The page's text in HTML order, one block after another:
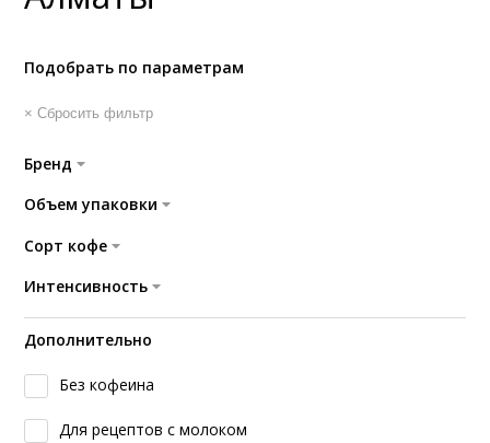
Подобрать по параметрам
× Сбросить фильтр
Бренд
Объем упаковки
Сорт кофе
Интенсивность
Дополнительно
Без кофеина
Для рецептов с молоком